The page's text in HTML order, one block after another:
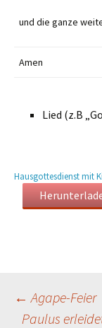
und die ganze
Amen
Lied (z.B
Hausgottesdienst mit
← Agape-Feier
Paulus